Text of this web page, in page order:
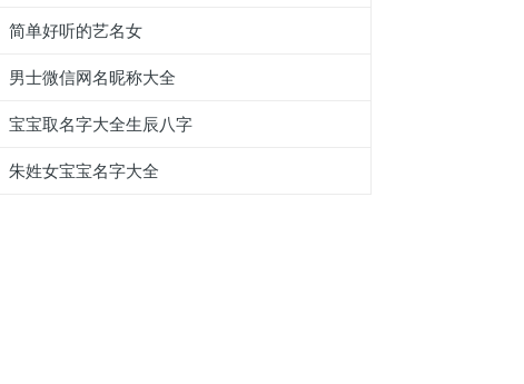
简单好听的艺名女
男士微信网名昵称大全
宝宝取名字大全生辰八字
朱姓女宝宝名字大全